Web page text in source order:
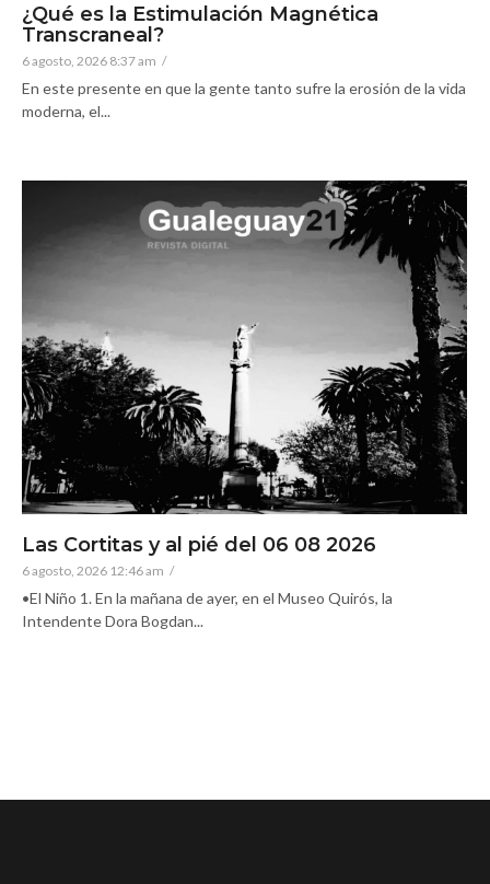
¿Qué es la Estimulación Magnética
Transcraneal?
6 agosto, 2026 8:37 am /
En este presente en que la gente tanto sufre la erosión de la vida
moderna, el...
Las Cortitas y al pié del 06 08 2026
6 agosto, 2026 12:46 am /
•El Niño 1. En la mañana de ayer, en el Museo Quirós, la
Intendente Dora Bogdan...